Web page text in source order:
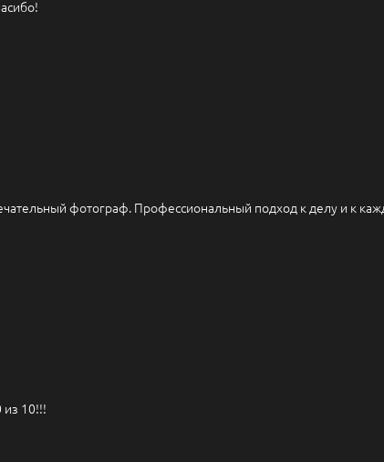
фотограф. Профессиональный подход к делу и к
10!!!